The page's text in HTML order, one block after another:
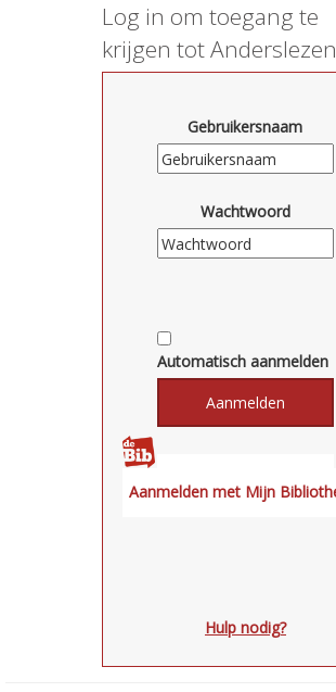
Log in om toegang te
krijgen tot Anderslezen
Gebruikersnaam
Wachtwoord
Automatisch aanmelden
Hulp nodig?